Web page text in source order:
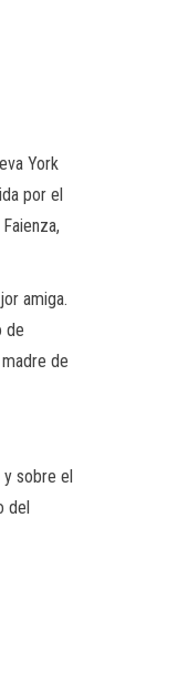
York
por el
amiga.
de
de
y sobre el
del